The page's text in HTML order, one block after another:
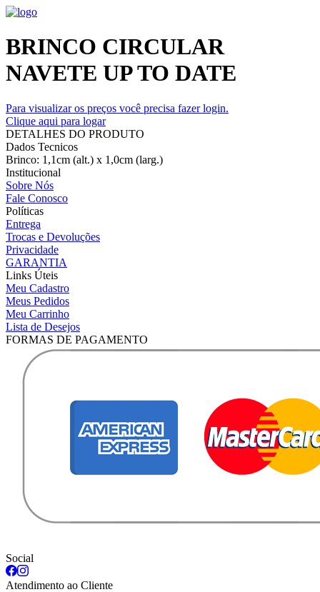
BRINCO CIRCULAR
NAVETE UP TO DATE
Para visualizar os preços você precisa fazer login.
Clique aqui para logar
DETALHES DO PRODUTO
Dados Tecnicos
Brinco: 1,1cm (alt.) x 1,0cm (larg.)
Institucional
Sobre Nós
Fale Conosco
Políticas
Entrega
Trocas e Devoluções
Privacidade
GARANTIA
Links Úteis
Meu Cadastro
Meus Pedidos
Meu Carrinho
Lista de Desejos
FORMAS DE PAGAMENTO
Social
Atendimento ao Cliente